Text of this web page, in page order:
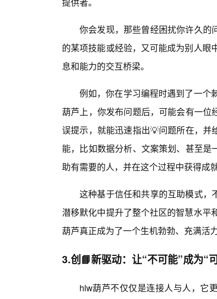
你会发现，那些曾经困扰你许久的
的某项技能或经验，又可能成为别人眼
息和能力的交互桥梁。
例如，你在学习编程时遇到了一个
葫芦上，你发布问题后，可能会有一
误提示，就能迅速指出💡问题所在，
能，比如数据分析、文案策划、甚至
助有需要的人，并在这个过程中获得成
这种基于信任和共享的互助模式，
潜移默化中提升了整个社区的智慧水平
葫芦真正成为了一个生机勃勃、充满活
3.创📘新驱动：让“不可能”成为“
hlw葫芦不仅仅是连接人与人，它